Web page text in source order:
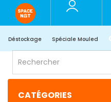
Déstockage Spéciale Mouled
CATÉGORIES